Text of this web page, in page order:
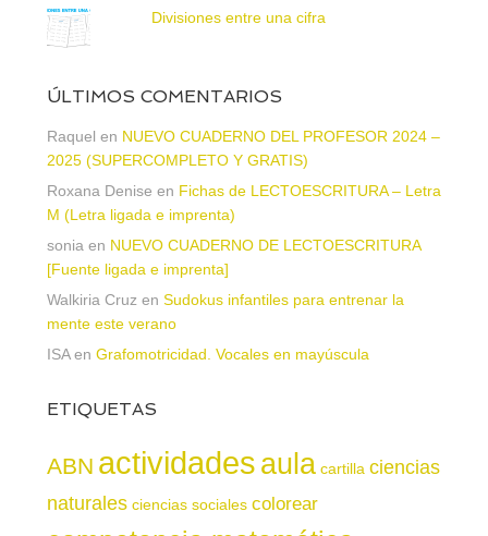
Divisiones entre una cifra
ÚLTIMOS COMENTARIOS
Raquel en NUEVO CUADERNO DEL PROFESOR 2024 –
2025 (SUPERCOMPLETO Y GRATIS)
Roxana Denise en Fichas de LECTOESCRITURA – Letra
M (Letra ligada e imprenta)
sonia en NUEVO CUADERNO DE LECTOESCRITURA
[Fuente ligada e imprenta]
Walkiria Cruz en Sudokus infantiles para entrenar la
mente este verano
ISAen Grafomotricidad. Vocales en mayúscula
ETIQUETAS
ABN actividadesaula cartilla ciencias
naturales ciencias sociales colorear